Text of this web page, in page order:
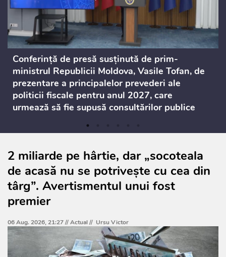
Conferință de presă susținută de prim-
ministrul Republicii Moldova, Vasile Tofan, de
prezentare a principalelor prevederi ale
politicii fiscale pentru anul 2027, care
urmează să fie supusă consultărilor publice
2 miliarde pe hârtie, dar „socoteala
de acasă nu se potrivește cu cea din
târg”. Avertismentul unui fost
premier
06 Aug. 2026, 21:27 //Actual// Ursu Victor